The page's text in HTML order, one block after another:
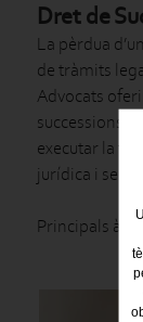
Dret de
La pèrdua
de tràmits
Advocats
successions,
executar la
jurídica i
Principals